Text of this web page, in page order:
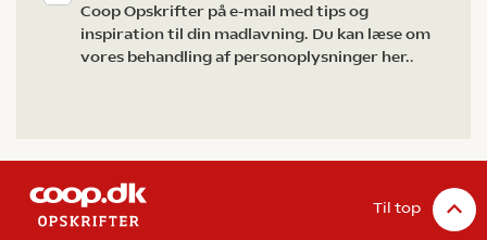
Coop Opskrifter på e-mail med tips og
inspiration til din madlavning. Du kan læse om
vores behandling af personoplysninger her..
Til top